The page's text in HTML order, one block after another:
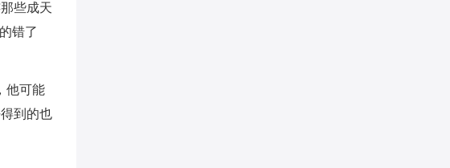
些成天
错了
他可能
到的也